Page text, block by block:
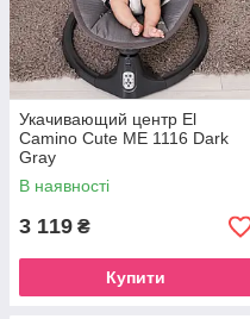
Укачивающий центр El
Camino Cute ME 1116 Dark
Gray
В наявності
3 119 ₴
Купити